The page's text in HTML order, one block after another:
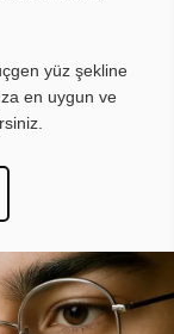
yüz şekline
en uygun ve